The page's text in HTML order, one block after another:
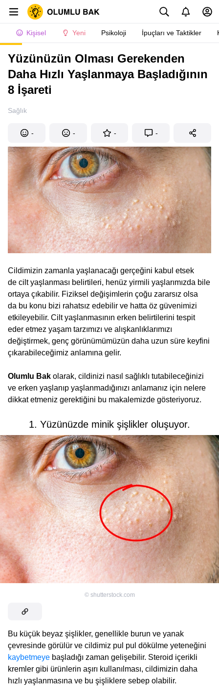
Kişisel Yeni Psikoloji İpuçları ve Taktikler
Yüzünüzün Olması Gerekenden
Daha Hızlı Yaşlanmaya Başladığının
8 İşareti
Sağlık
- - - -
Cildimizin zamanla yaşlanacağı gerçeğini kabul etsek
de cilt yaşlanması belirtileri, henüz yirmili yaşlarımızda bile
ortaya çıkabilir. Fiziksel değişimlerin çoğu zararsız olsa
da bu konu bizi rahatsız edebilir ve hatta öz güvenimizi
etkileyebilir. Cilt yaşlanmasının erken belirtilerini tespit
eder etmez yaşam tarzımızı ve alışkanlıklarımızı
değiştirmek, genç görünümümüzün daha uzun süre keyfini
çıkarabileceğimiz anlamına gelir.
Olumlu Bak olarak, cildinizi nasıl sağlıklı tutabileceğinizi
ve erken yaşlanıp yaşlanmadığınızı anlamanız için nelere
dikkat etmeniz gerektiğini bu makalemizde gösteriyoruz.
1. Yüzünüzde minik şişlikler oluşuyor.
© shutterstock.com
Bu küçük beyaz şişlikler, genellikle burun ve yanak
çevresinde görülür ve cildimiz pul pul dökülme yeteneğini
kaybetmeye başladığı zaman gelişebilir. Steroid içerikli
kremler gibi ürünlerin aşırı kullanılması, cildimizin daha
hızlı yaşlanmasına ve bu şişliklere sebep olabilir.